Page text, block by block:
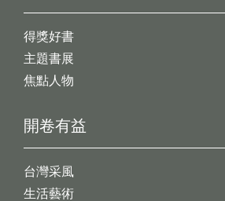
開卷有益
台灣采風
生活藝術
得獎好書
主題書展
焦點人物